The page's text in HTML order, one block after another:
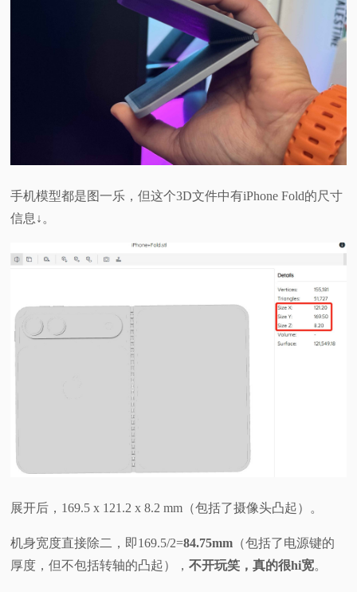
手机模型都是图一乐，但这个3D文件中有iPhone Fold的尺寸
信息↓。
展开后，169.5 x 121.2 x 8.2 mm（包括了摄像头凸起）。
机身宽度直接除二，即169.5/2=84.75mm （包括了电源键的
厚度，但不包括转轴的凸起），不开玩笑，真的很hi宽。